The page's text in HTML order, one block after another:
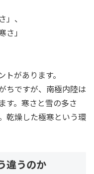
、
」
があります。
ちですが、南極内陸は
す。寒さと雪の多さ
乾燥した極寒という環
違うのか